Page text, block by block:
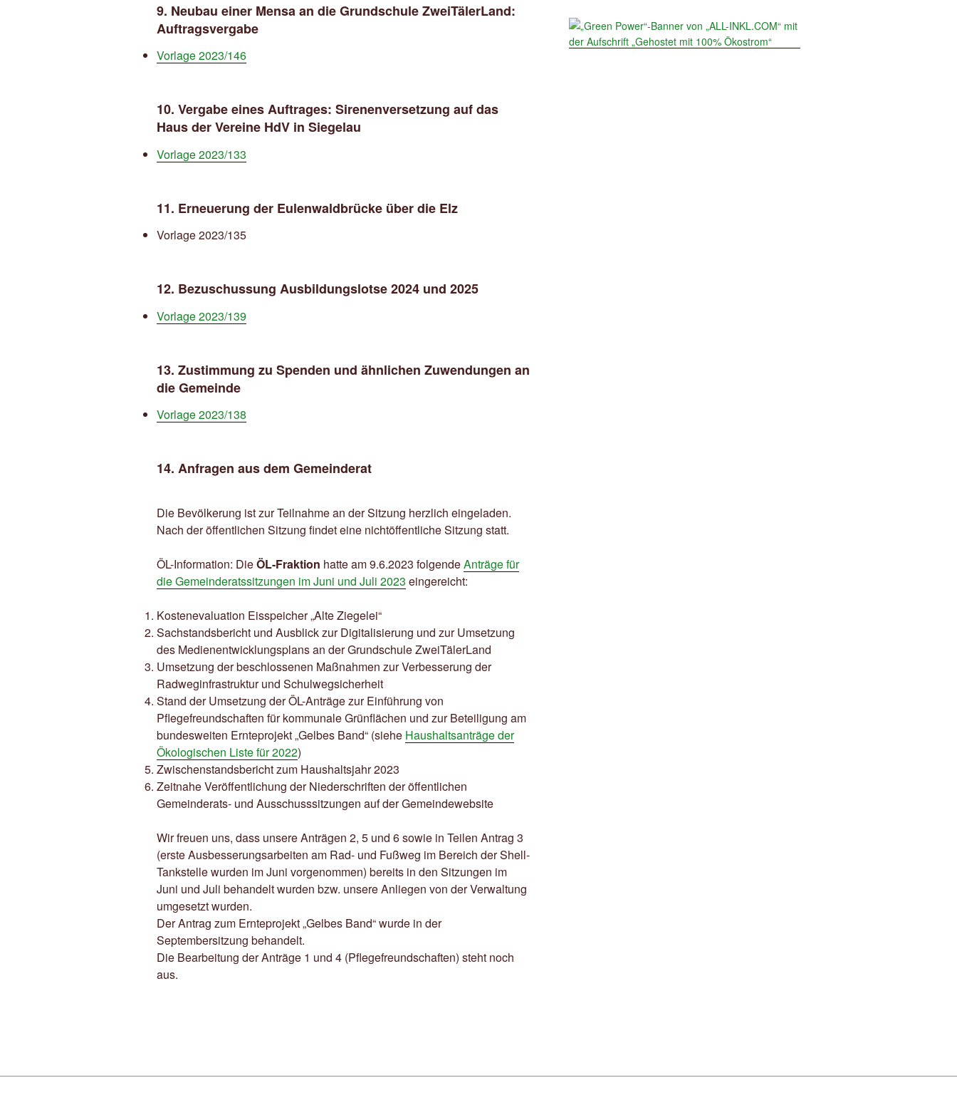
9. Neubau einer Mensa an die Grundschule ZweiTälerLand:
Auftragsvergabe
Vorlage 2023/146
10. Vergabe eines Auftrages: Sirenenversetzung auf das
Haus der Vereine HdV in Siegelau
Vorlage 2023/133
11. Erneuerung der Eulenwaldbrücke über die Elz
Vorlage 2023/135
12. Bezuschussung Ausbildungslotse 2024 und 2025
Vorlage 2023/139
13. Zustimmung zu Spenden und ähnlichen Zuwendungen an
die Gemeinde
Vorlage 2023/138
14. Anfragen aus dem Gemeinderat
Die Bevölkerung ist zur Teilnahme an der Sitzung herzlich eingeladen.
Nach der öffentlichen Sitzung findet eine nichtöffentliche Sitzung statt.
ÖL-Information: DieÖL-Fraktion hatte am 9.6.2023 folgendeAnträge für
die Gemeinderatssitzungen im Juni und Juli 2023 eingereicht:
Kostenevaluation Eisspeicher „Alte Ziegelei“
Sachstandsbericht und Ausblick zur Digitalisierung und zur Umsetzung
des Medienentwicklungsplans an der Grundschule ZweiTälerLand
Umsetzung der beschlossenen Maßnahmen zur Verbesserung der
Radweginfrastruktur und Schulwegsicherheit
Stand der Umsetzung der ÖL-Anträge zur Einführung von
Pflegefreundschaften für kommunale Grünflächen und zur Beteiligung am
bundesweiten Ernteprojekt „Gelbes Band“ (siehe Haushaltsanträge der
Ökologischen Liste für 2022)
Zwischenstandsbericht zum Haushaltsjahr 2023
Zeitnahe Veröffentlichung der Niederschriften der öffentlichen
Gemeinderats- und Ausschusssitzungen auf der Gemeindewebsite
Wir freuen uns, dass unsere Anträgen 2, 5 und 6 sowie in Teilen Antrag 3
(erste Ausbesserungsarbeiten am Rad- und Fußweg im Bereich der Shell-
Tankstelle wurden im Juni vorgenommen) bereits in den Sitzungen im
Juni und Juli behandelt wurden bzw. unsere Anliegen von der Verwaltung
umgesetzt wurden.
Der Antrag zum Ernteprojekt „Gelbes Band“ wurde in der
Septembersitzung behandelt.
Die Bearbeitung der Anträge 1 und 4 (Pflegefreundschaften) steht noch
aus.